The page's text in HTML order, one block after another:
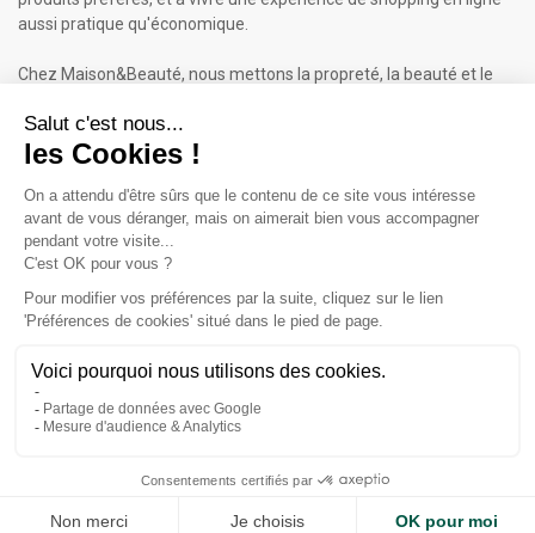
aussi pratique qu'économique.
Chez Maison&Beauté, nous mettons la propreté, la beauté et le
Maison & Beauté : Informations
À propos de nous
Conditions générales de vente (CGV)
Plan du site
Contactez-nous
Cliquez-ici pour modifier vos préférences en matière de cookies
Inscrivez-vous à notre Newsletter
Valable sur votre 1ère commande dès 50€ d'achat.